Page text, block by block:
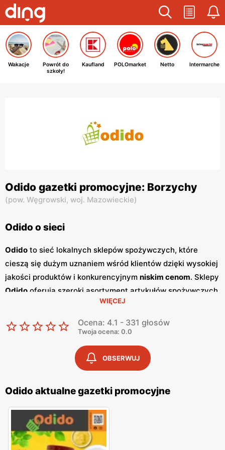
Wakacje
Powrót do
szkoły!
Kaufland POLOmarket Netto Intermarche
Odido gazetki promocyjne: Borzychy
(pow. Węgrowski, woj. Mazowieckie)
Odido o sieci
Odido to sieć lokalnych sklepów spożywczych, które
cieszą się dużym uznaniem wśród klientów dzięki wysokiej
jakości produktów i konkurencyjnym niskim cenom. Sklepy
Odido oferują szeroki asortyment artykułów spożywczych,
w tym świeże owoce i warzywa, mięso, nabiał oraz
produkty codziennego użytku. Wiele z oferowanych
produktów pochodzi od lokalnych dostawców, co
dodatkowo podkreśla polski charakter sieci. Jednym z
kluczowych elementów strategii marketingowej
regularnie wydawanegazetki promocyjne
się co dwa tygodnie. Zawierają one atrakcyjne oferty i
na różnorodne produkty, umożliwiając klientom
oszczędzanie podczas codziennych zakupów. Dzięki tym
gazetkom, klienci mogą na bieżąco śledzić najnowsze
okazje i planować zakupy w sposób bardziej ekonomiczny.
WIĘCEJ
Ocena: 4.1 - 331 głosów
Twoja ocena: 0.0
OBSERWUJ
Odido aktualne gazetki promocyjne